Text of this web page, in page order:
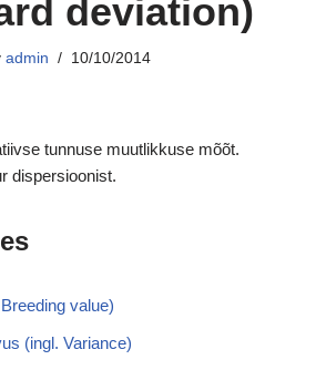
deviation)
admin 10/10/2014
tunnuse muutlikkuse mõõt.
dispersioonist.
value)
(ingl. Variance)